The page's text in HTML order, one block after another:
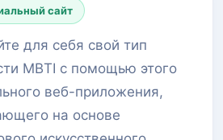
сайт
для себя свой тип
MBTI с помощью этого
веб-приложения,
на основе